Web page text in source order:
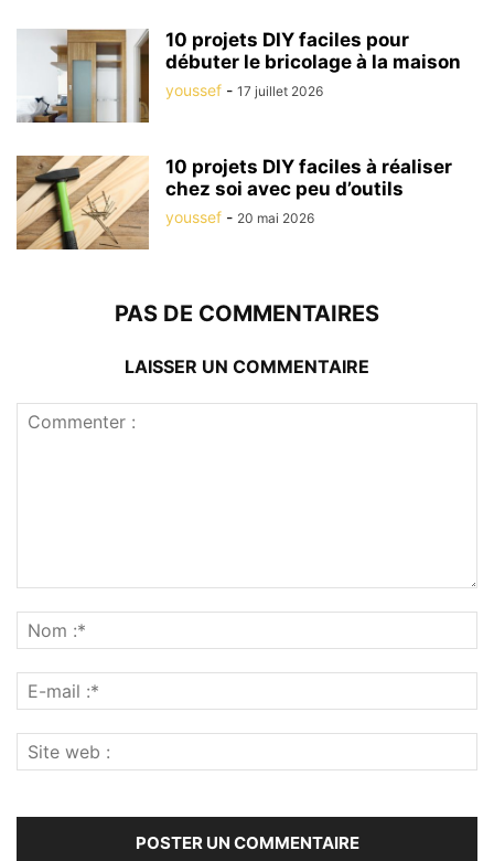
10 projets DIY faciles pour
débuter le bricolage à la maison
youssef - 17 juillet 2026
10 projets DIY faciles à réaliser
chez soi avec peu d’outils
youssef - 20 mai 2026
PAS DE COMMENTAIRES
LAISSER UN COMMENTAIRE